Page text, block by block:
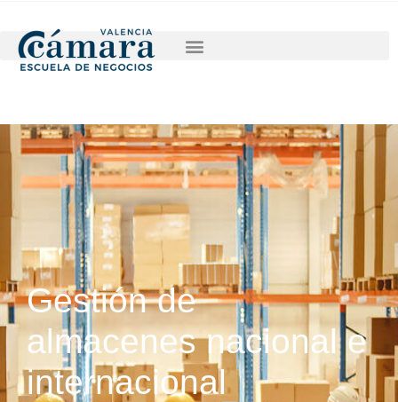
INSCRÍBETE
Gestión de
almacenes nacional e
internacional